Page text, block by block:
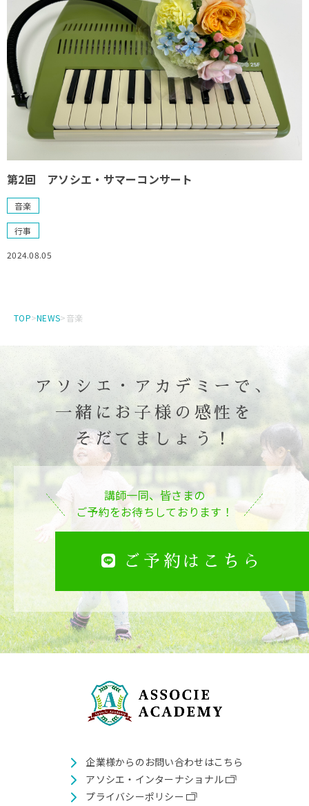
第2回 アソシエ・サマーコンサート
音楽
行事
2024.08.05
TOP>NEWS>音楽
アソシエ・アカデミーで、
一緒にお子様の感性を
そだてましょう！
講師一同、皆さまの
ご予約をお待ちしております！
ご予約はこちら
企業様からのお問い合わせはこちら
アソシエ・インターナショナル
プライバシーポリシー